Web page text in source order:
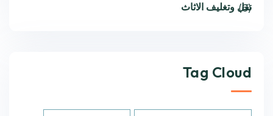
نقل وتغليف الاثاث
(6)
Tag Cloud